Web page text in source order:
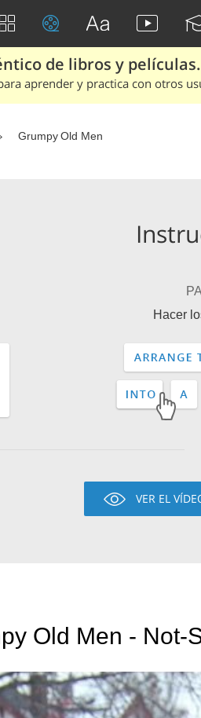
de libros y películas.
aprender y practica con otros
Grumpy Old Men
Hacer
VER EL
Old Men - Not-